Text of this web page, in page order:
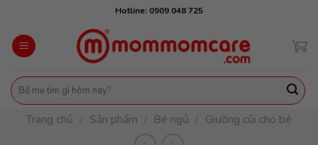
content
Hotline: 0909 048 725
Tìm
kiếm:
Trang chủ / Sản phẩm / Bé ngủ / Giường cũi cho bé